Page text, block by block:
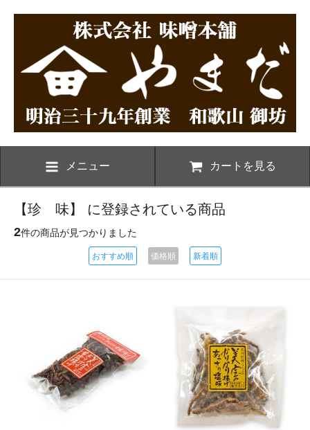
メニュー カートを見る
【珍 味】 に登録されている商品
2件の商品が見つかりました
おすすめ順 価格順 新着順